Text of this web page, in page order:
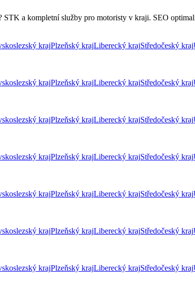
STK a kompletní služby pro motoristy v kraji. SEO
krajPlzeňský krajLiberecký krajStředočeský kraj
krajPlzeňský krajLiberecký krajStředočeský kraj
krajPlzeňský krajLiberecký krajStředočeský kraj
krajPlzeňský krajLiberecký krajStředočeský kraj
krajPlzeňský krajLiberecký krajStředočeský kraj
krajPlzeňský krajLiberecký krajStředočeský kraj
krajPlzeňský krajLiberecký krajStředočeský kraj